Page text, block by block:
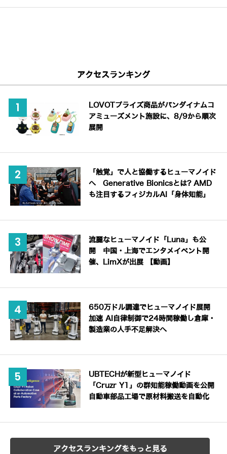
アクセスランキング
LOVOTプライズ商品がバンダイナムコ
アミューズメント施設に、8/9から順次
展開
「触覚」で人と協働するヒューマノイド
へ Generative Bionicsとは? AMD
も注目するフィジカルAI「身体知能」
流麗なヒューマノイド「Luna」も公
開 中国・上海でエンタメイベント開
催、LimXが出展 【動画】
650万ドル調達でヒューマノイド展開
加速 AI自律制御で24時間稼働し倉庫・
製造業の人手不足解決へ
UBTECHが新型ヒューマノイド
「Cruzr Y1」の群知能稼働動画を公開
自動車部品工場で原材料搬送を自動化
アクセスランキングをもっと見る